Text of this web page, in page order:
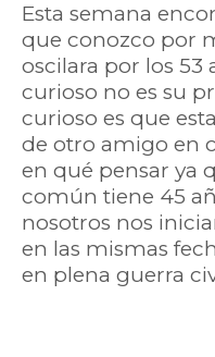
Esta semana
que conozco por
oscilara por los 53
curioso no es su
curioso es que
de otro amigo en
en qué pensar ya
común tiene 45
nosotros nos
en las mismas
en plena guerra